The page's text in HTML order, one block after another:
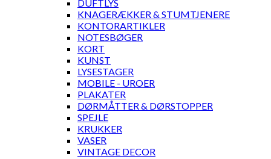
DUFTLYS
KNAGERÆKKER & STUMTJENERE
KONTORARTIKLER
NOTESBØGER
KORT
KUNST
LYSESTAGER
MOBILE - UROER
PLAKATER
DØRMÅTTER & DØRSTOPPER
SPEJLE
KRUKKER
VASER
VINTAGE DECOR